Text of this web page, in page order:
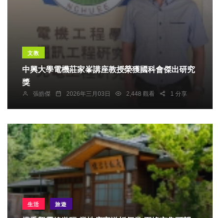
文教
中興大學電機莊家峯講座教授榮獲國科會傑出研究
獎
張皓傑 2026年三月03日 2,448 觀看 1 分享
生活 旅遊